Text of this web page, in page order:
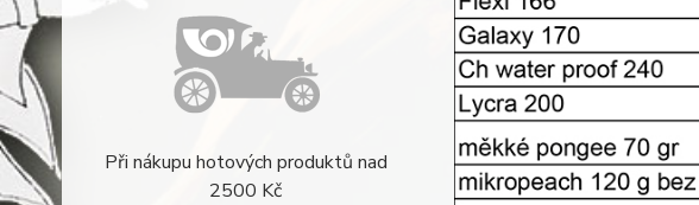
Při nákupu hotových produktů nad
2500 Kč